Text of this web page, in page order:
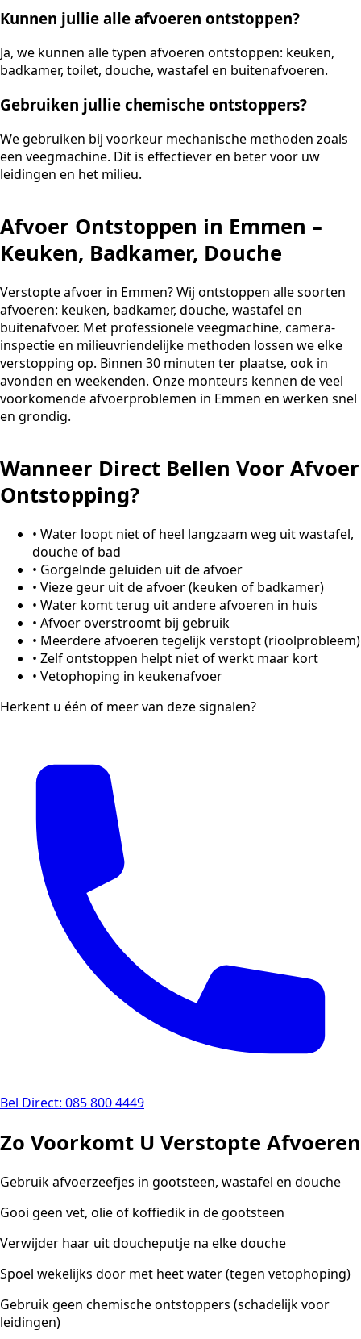
Kunnen jullie alle afvoeren ontstoppen?
Ja, we kunnen alle typen afvoeren ontstoppen: keuken,
badkamer, toilet, douche, wastafel en buitenafvoeren.
Gebruiken jullie chemische ontstoppers?
We gebruiken bij voorkeur mechanische methoden zoals
een veegmachine. Dit is effectiever en beter voor uw
leidingen en het milieu.
Afvoer Ontstoppen in Emmen –
Keuken, Badkamer, Douche
Verstopte afvoer in Emmen? Wij ontstoppen alle soorten
afvoeren: keuken, badkamer, douche, wastafel en
buitenafvoer. Met professionele veegmachine, camera-
inspectie en milieuvriendelijke methoden lossen we elke
verstopping op. Binnen 30 minuten ter plaatse, ook in
avonden en weekenden. Onze monteurs kennen de veel
voorkomende afvoerproblemen in Emmen en werken snel
en grondig.
Wanneer Direct Bellen Voor Afvoer
Ontstopping?
• Water loopt niet of heel langzaam weg uit wastafel,
douche of bad
• Gorgelnde geluiden uit de afvoer
• Vieze geur uit de afvoer (keuken of badkamer)
• Water komt terug uit andere afvoeren in huis
• Afvoer overstroomt bij gebruik
• Meerdere afvoeren tegelijk verstopt (rioolprobleem)
• Zelf ontstoppen helpt niet of werkt maar kort
• Vetophoping in keukenafvoer
Herkent u één of meer van deze signalen?
Bel Direct: 085 800 4449
Zo Voorkomt U Verstopte Afvoeren
Gebruik afvoerzeefjes in gootsteen, wastafel en douche
Gooi geen vet, olie of koffiedik in de gootsteen
Verwijder haar uit doucheputje na elke douche
Spoel wekelijks door met heet water (tegen vetophoping)
Gebruik geen chemische ontstoppers (schadelijk voor
leidingen)